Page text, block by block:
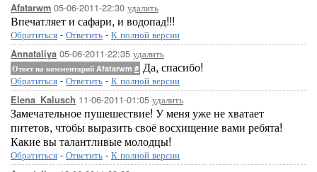
Afatarwm 05-06-2011-22:30 удалить
Впечатляет и сафари, и водопад!!!
Обратиться - Ответить - К полной версии
Annataliya 05-06-2011-22:35 удалить
Ответ на комментарий Afatarwm # Да, спасибо!
Обратиться - Ответить - К полной версии
Elena_Kalusch 11-06-2011-01:05 удалить
Замечательное пушешествие! У меня уже не хватает
питетов, чтобы выразить своё восхищение вами ребята!
Какие вы талантливые молодцы!
Обратиться - Ответить - К полной версии